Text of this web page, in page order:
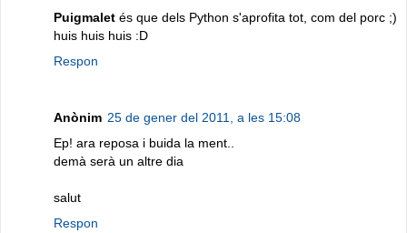
Puigmalet és que dels Python s'aprofita tot, com del porc ;)
huis huis huis :D
Respon
Anònim 25 de gener del 2011, a les 15:08
Ep! ara reposa i buida la ment..
demà serà un altre dia
salut
Respon